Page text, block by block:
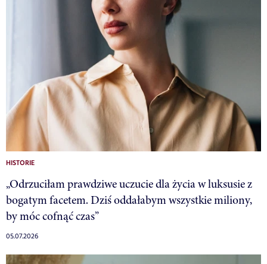
HISTORIE
„Odrzuciłam prawdziwe uczucie dla życia w luksusie z
bogatym facetem. Dziś oddałabym wszystkie miliony,
by móc cofnąć czas”
05.07.2026